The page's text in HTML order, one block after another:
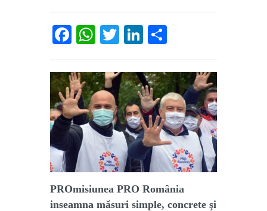
Facebook
WhatsApp
TwitterLinkedIn
PROmisiunea PRO România
inseamna măsuri simple, concrete şi